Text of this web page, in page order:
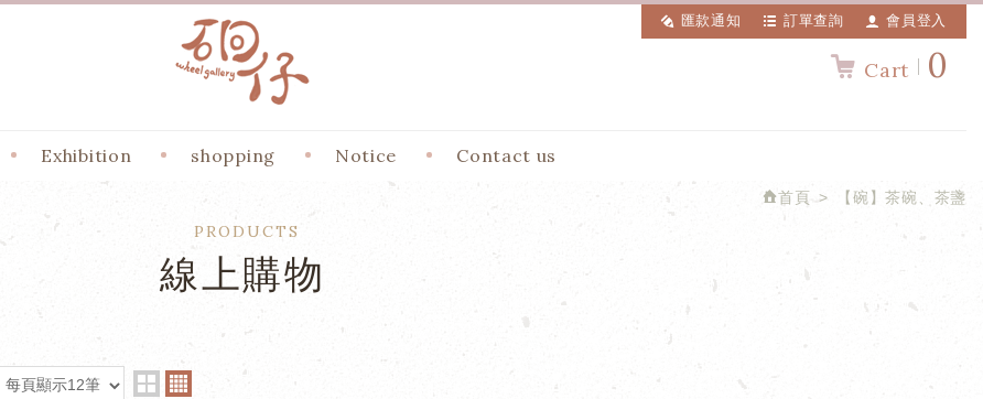
匯款通知 訂單查詢 會員登入
Cart 0
Exhibition shopping Notice Contact us
首頁 【碗】茶碗、茶盞
PRODUCTS
線上購物